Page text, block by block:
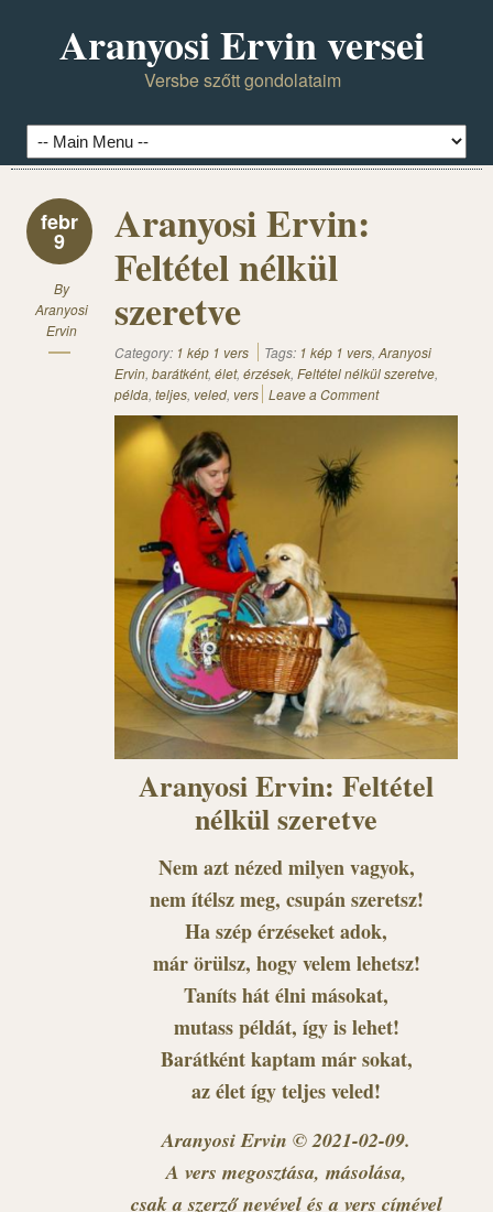
Aranyosi Ervin versei
Versbe szőtt gondolataim
febr
9
By
Aranyosi
Ervin
Aranyosi Ervin:
Feltétel nélkül
szeretve
Category: 1 kép 1 vers Tags: 1 kép 1 vers, Aranyosi
Ervin, barátként, élet, érzések, Feltétel nélkül szeretve,
példa, teljes, veled, vers Leave a Comment
Aranyosi Ervin: Feltétel
nélkül szeretve
Nem azt nézed milyen vagyok,
nem ítélsz meg, csupán szeretsz!
Ha szép érzéseket adok,
már örülsz, hogy velem lehetsz!
Taníts hát élni másokat,
mutass példát, így is lehet!
Barátként kaptam már sokat,
az élet így teljes veled!
Aranyosi Ervin © 2021-02-09.
A vers megosztása, másolása,
csak a szerző nevével és a vers címével